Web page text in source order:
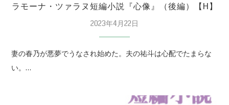
ラモーナ・ツァラヌ短編小説『心像』（後編）【H】
2023年4月22日
妻の春乃が悪夢でうなされ始めた。夫の祐斗は心配でたまらな
い。…